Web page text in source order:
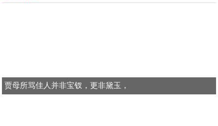
贾母所骂佳人并非宝钗，更非黛玉，